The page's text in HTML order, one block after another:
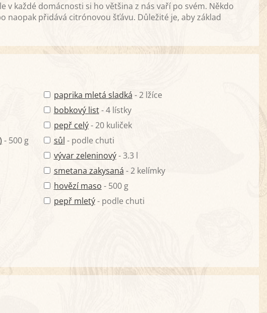
v každé domácnosti si ho většina z nás vaří po svém. Někdo
naopak přidává citrónovou šťávu. Důležité je, aby základ
- 500 g
paprika mletá sladká - 2 lžíce
bobkový list- 4 lístky
pepř celý- 20 kuliček
sůl - podle chuti
vývar zeleninový- 3.3 l
smetana zakysaná - 2 kelímky
hovězí maso - 500 g
pepř mletý- podle chuti